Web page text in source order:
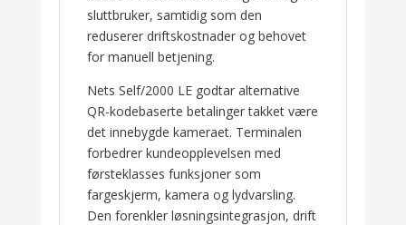
sluttbruker, samtidig som den
reduserer driftskostnader og behovet
for manuell betjening.
Nets Self/2000 LE godtar alternative
QR-kodebaserte betalinger takket være
det innebygde kameraet. Terminalen
forbedrer kundeopplevelsen med
førsteklasses funksjoner som
fargeskjerm, kamera og lydvarsling.
Den forenkler løsningsintegrasjon, drift